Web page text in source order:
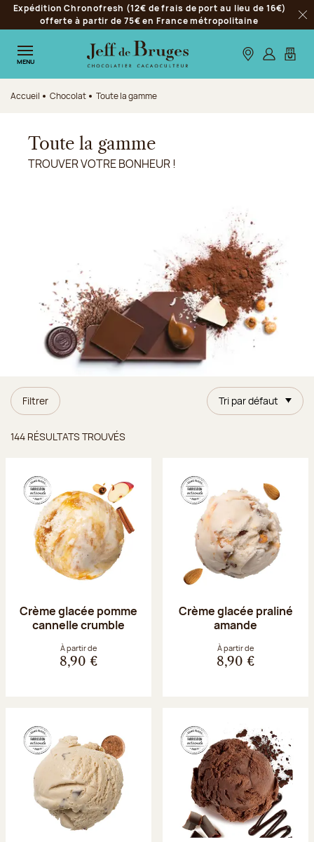
Aller à la navigation
Aller au contenu principal
Aller au pied de page
Expédition Chronofresh (12€ de frais de port au lieu de 16€)
offerte à partir de 75€ en France métropolitaine
MENU Nos boutiques
S’identifier
Mon
Accueil Chocolat Toute la gamme
Toute la gamme
TROUVER VOTRE BONHEUR !
Filtrer Tri par défaut
144 RÉSULTATS TROUVÉS
Crème glacée pomme
cannelle crumble
À partir de
8,90 €
Crème glacée praliné
amande
À partir de
8,90 €